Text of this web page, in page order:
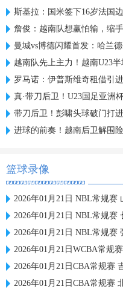
斯基拉：国米签下16岁法国
詹俊：越南队想赢怕输，缩
曼城vs博德闪耀首发：哈兰
越南队先上主力！越南U23
罗马诺：伊普斯维奇租借引进
真·带刀后卫！U23国足亚洲
带刀后卫！彭啸头球破门打
进球的前奏！越南后卫解围险
篮球录像
2026年01月21日 NBL常规
2026年01月21日 NBL常规
2026年01月21日 NBL常规
2026年01月21日WCBA常规
2026年01月21日CBA常规赛
2026年01月21日CBA常规赛